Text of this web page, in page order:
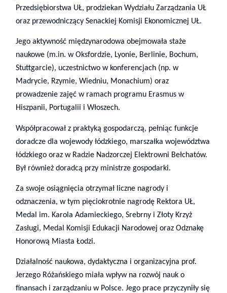
Przedsiębiorstwa UŁ, prodziekan Wydziału Zarządzania UŁ
oraz przewodniczący Senackiej Komisji Ekonomicznej UŁ.
Jego aktywność międzynarodowa obejmowała staże
naukowe (m.in. w Oksfordzie, Lyonie, Berlinie, Bochum,
Stuttgarcie), uczestnictwo w konferencjach (np. w
Madrycie, Rzymie, Wiedniu, Monachium) oraz
prowadzenie zajęć w ramach programu Erasmus w
Hiszpanii, Portugalii i Włoszech.
Współpracował z praktyką gospodarczą, pełniąc funkcje
doradcze dla wojewody łódzkiego, marszałka województwa
łódzkiego oraz w Radzie Nadzorczej Elektrowni Bełchatów.
Był również doradcą przy ministrze gospodarki.
Za swoje osiągnięcia otrzymał liczne nagrody i
odznaczenia, w tym pięciokrotnie nagrodę Rektora UŁ,
Medal im. Karola Adamieckiego, Srebrny i Złoty Krzyż
Zasługi, Medal Komisji Edukacji Narodowej oraz Odznakę
Honorową Miasta Łodzi.
Działalność naukowa, dydaktyczna i organizacyjna prof.
Jerzego Różańskiego miała wpływ na rozwój nauk o
finansach i zarządzaniu w Polsce. Jego prace przyczyniły się